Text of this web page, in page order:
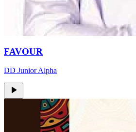
FAVOUR
DD Junior Alpha